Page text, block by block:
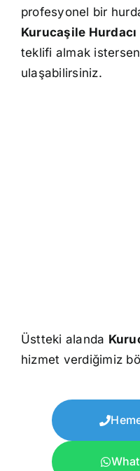
profesyonel bir
Kurucaşile Hurdacı
teklifi almak
ulaşabilirsiniz.
Üstteki alanda
hizmet verdiğimiz